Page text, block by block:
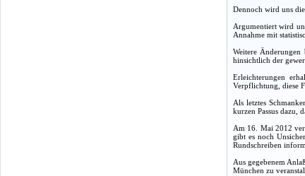
Dennoch wird uns
Argumentiert wird
Annahme mit
Weitere
hinsichtlich der
Erleichterungen
Verpflichtung, diese
Als letztes
kurzen Passus dazu,
Am 16. Mai 2012
gibt es noch
Rundschreiben
Aus gegebenem
München zu